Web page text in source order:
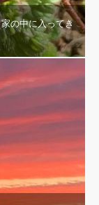
の中に入ってき